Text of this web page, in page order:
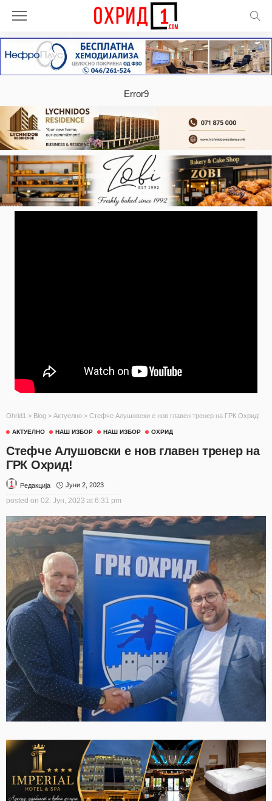
Error9
Ohrid1 > Blog > Актуелно > Стефче Алушовски е нов главен тренер на ГРК Охрид!
АКТУЕЛНО НАШ ИЗБОР НАШ ИЗБОР ОХРИД
Стефче Алушовски е нов главен тренер на
ГРК Охрид!
Редакција Јуни 2, 2023
posted on 02. Јун, 2023 at 6:31 pm